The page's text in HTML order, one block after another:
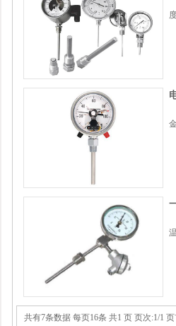
共有7条数据 每页16条 共1 页 页次:1/1 页